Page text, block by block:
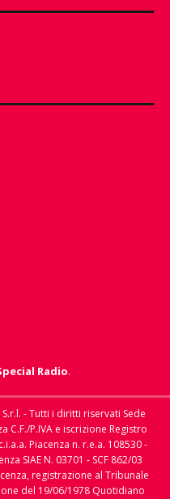
Radio.
- Tutti i diritti riservati Sede
C.F./P.IVA e iscrizione Registro
Piacenza n. r.e.a. 108530 -
SIAE N. 03701 - SCF 862/03
registrazione al Tribunale
del 19/06/1978 Quotidiano